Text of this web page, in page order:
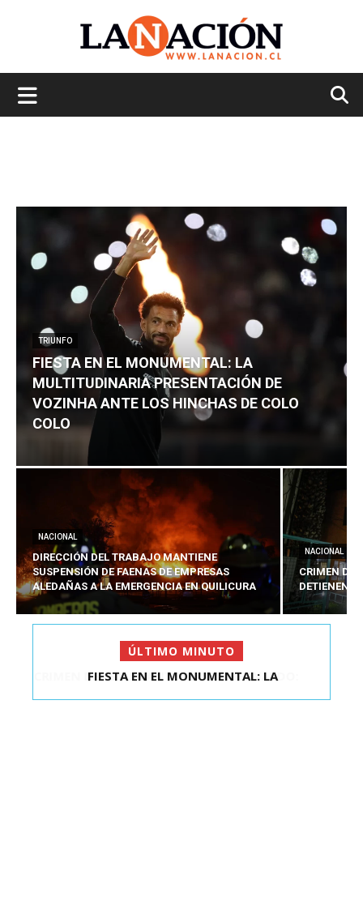
TRIUNFO
FIESTA EN EL MONUMENTAL: LA
MULTITUDINARIA PRESENTACIÓN DE
VOZINHA ANTE LOS HINCHAS DE COLO
COLO
NACIONAL
DIRECCIÓN DEL TRABAJO MANTIENE
SUSPENSIÓN DE FAENAS DE EMPRESAS
ALEDAÑAS A LA EMERGENCIA EN QUILICURA
NACIONAL
CRIMEN DE
DETIENEN
ÚLTIMO MINUTO
FIESTA EN EL MONUMENTAL: LA